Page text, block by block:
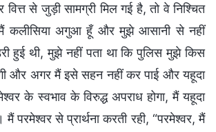
से जुड़ी सामग्री मिल गई है, तो वे निश्चित
कलीसिया अगुआ हूँ और मुझे आसानी से नहीं
हुई थी, मुझे नहीं पता था कि पुलिस मुझे किस
और अगर मैं इसे सहन नहीं कर पाई और यहूदा
के स्वभाव के विरुद्ध अपराध होगा, मैं यहूदा
परमेश्वर से प्रार्थना करती रही, “परमेश्वर, मैं